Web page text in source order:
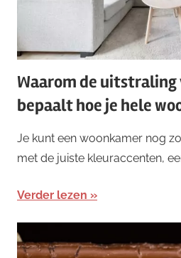
Waarom de uitstraling
bepaalt hoe je hele
Je kunt een woonkamer nog
met de juiste kleuraccenten,
Verder lezen